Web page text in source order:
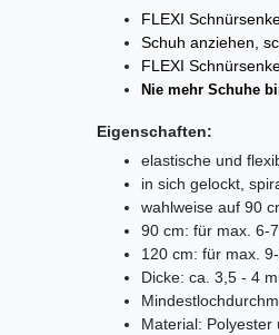
FLEXI
Schuh anziehen,
FLEXI
Nie mehr Schuhe
Eigenschaften:
elastische und
in sich gelockt,
wahlweise auf 90
90 cm: für max. 6-
120 cm: für max.
Dicke: ca. 3,5 - 4
Material: Polyester